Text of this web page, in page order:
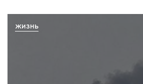
ЖИЗНЬ